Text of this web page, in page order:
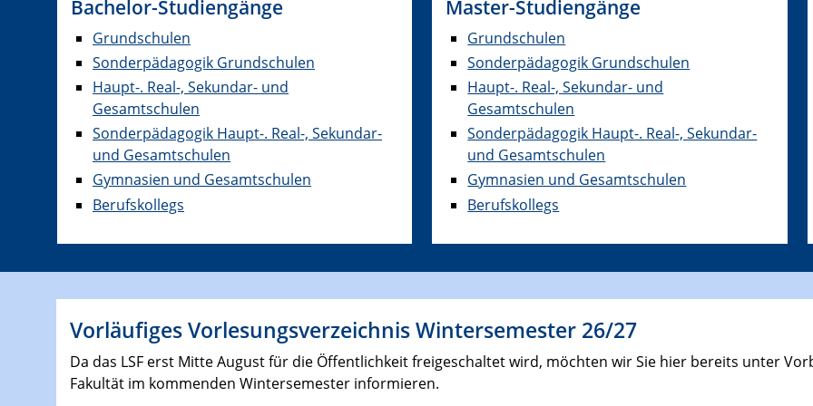
Bachelor-Studiengänge
Grundschulen
Sonderpädagogik Grundschulen
Haupt-. Real-, Sekundar- und
Gesamtschulen
Sonderpädagogik Haupt-. Real-, Sekundar-
und Gesamtschulen
Gymnasien und Gesamtschulen
Berufskollegs
Master-Studiengänge
Grundschulen
Sonderpädagogik Grundschulen
Haupt-. Real-, Sekundar- und
Gesamtschulen
Sonderpädagogik Haupt-. Real-, Sekundar-
und Gesamtschulen
Gymnasien und Gesamtschulen
Berufskollegs
Vorläufiges Vorlesungsverzeichnis Wintersemester 26/27
Da das LSF erst Mitte August für die Öffentlichkeit freigeschaltet wird, möchten wir Sie hier bereits unter
Fakultät im kommenden Wintersemester informieren.